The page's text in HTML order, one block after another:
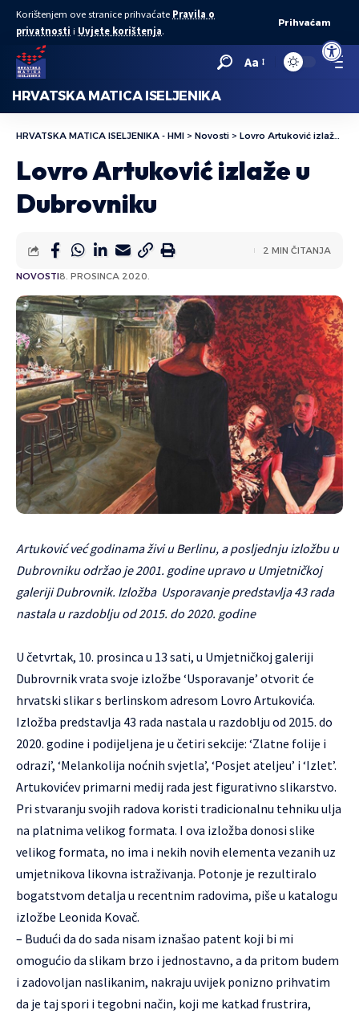
Open
Korištenjem ove stranice prihvaćate Pravila o
privatnosti i Uvjete korištenja.
Prihvaćam
Aa
HRVATSKA MATICA ISELJENIKA
HRVATSKA MATICA ISELJENIKA - HMI > Novosti > Lovro Artuković izlaže u Dubrovniku
Lovro Artuković izlaže u
Dubrovniku
NOVOSTI8. PROSINCA 2020.
2 MIN ČITANJA
Artuković već godinama živi u Berlinu, a posljednju izložbu u
Dubrovniku održao je 2001. godine upravo u Umjetničkoj
galeriji Dubrovnik. Izložba Usporavanje predstavlja 43 rada
nastala u razdoblju od 2015. do 2020. godine
U četvrtak, 10. prosinca u 13 sati, u Umjetničkoj galeriji
Dubrovrnik vrata svoje izložbe ‘Usporavanje’ otvorit će
hrvatski slikar s berlinskom adresom Lovro Artukovića.
Izložba predstavlja 43 rada nastala u razdoblju od 2015. do
2020. godine i podijeljena je u četiri sekcije: ‘Zlatne folije i
odrazi’, ‘Melankolija noćnih svjetla’, ‘Posjet ateljeu’ i ‘Izlet’.
Artukovićev primarni medij rada jest figurativno slikarstvo.
Pri stvaranju svojih radova koristi tradicionalnu tehniku ulja
na platnima velikog formata. I ova izložba donosi slike
velikog formata, no ima i nekih novih elementa vezanih uz
umjetnikova likovna istraživanja. Potonje je rezultiralo
bogatstvom detalja u recentnim radovima, piše u katalogu
izložbe Leonida Kovač.
– Budući da do sada nisam iznašao patent koji bi mi
omogućio da slikam brzo i jednostavno, a da pritom budem
i zadovoljan naslikanim, nakraju uvijek ponizno prihvatim
da je taj spori i tegobni način, koji me katkad frustrira,